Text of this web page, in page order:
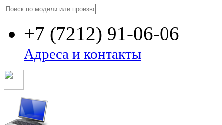
+7 (7212) 91-06-06
Адреса и контакты